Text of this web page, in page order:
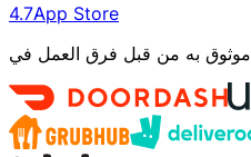
4.7App Store
موثوق به من قبل فرق العمل في